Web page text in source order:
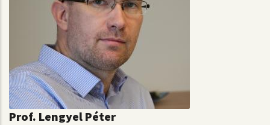
Prof. Lengyel Péter